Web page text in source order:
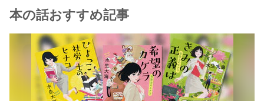
本の話おすすめ記事